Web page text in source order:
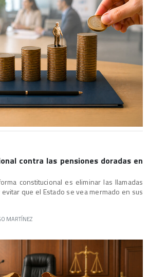
contra las pensiones doradas en
constitucional es eliminar las llamadas
que el Estado se vea mermado en sus
MARTÍNEZ